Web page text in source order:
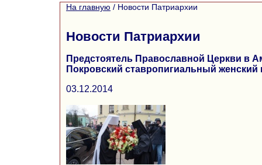
На главную / Новости Патриархии
Новости Патриархии
Предстоятель Православной Церкви в
Покровский ставропигиальный
03.12.2014